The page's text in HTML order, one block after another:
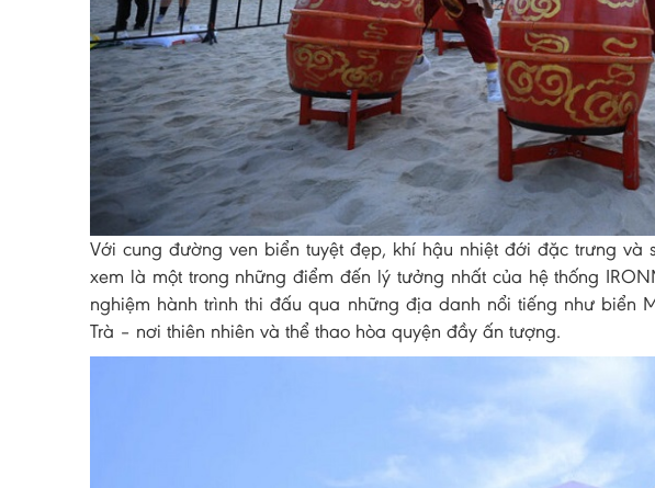
Với cung đường ven biển tuyệt đẹp, khí hậu nhiệt đới đặc trưng
xem là một trong những điểm đến lý tưởng nhất của hệ thống
nghiệm hành trình thi đấu qua những địa danh nổi tiếng như biển
Trà – nơi thiên nhiên và thể thao hòa quyện đầy ấn tượng.